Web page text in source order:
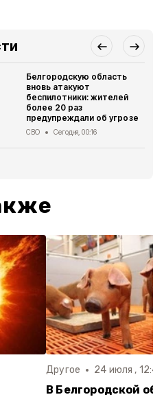
Белгородскую область
вновь атакуют
беспилотники: жителей
более 20 раз
предупреждали об угрозе
СВО Сегодня, 00:16
Другое 24 июля , 12:41
В Белгородской